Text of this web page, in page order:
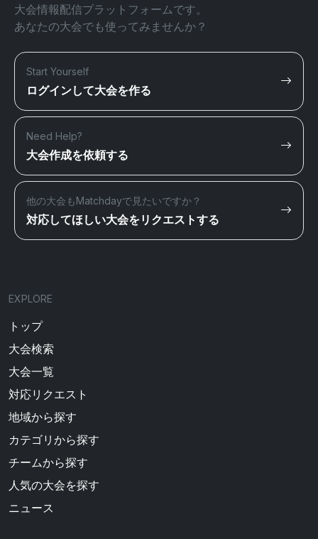
大会情報配信プラットフォームです。
あなたの大会でも使ってみませんか？
Start Yourself
ログインして大会を作る
Need Help?
大会作成を依頼する
他の大会もMatchdayで見たいですか？
対応してほしい大会をリクエストする
EXPLORE
トップ
大会検索
大会一覧
対応リクエスト
地域から探す
カテゴリから探す
チームから探す
人気の大会を探す
ニュース